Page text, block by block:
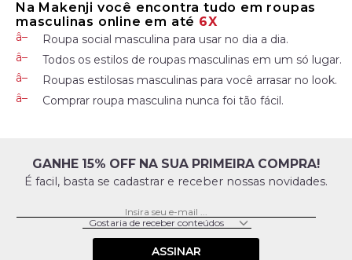
Na Makenji você encontra tudo em roupas
masculinas online em até 6X
Roupa social masculina para usar no dia a dia.
Todos os estilos de roupas masculinas em um só lugar.
Roupas estilosas masculinas para você arrasar no look.
Comprar roupa masculina nunca foi tão fácil.
GANHE 15% OFF NA SUA PRIMEIRA COMPRA!
É facil, basta se cadastrar e receber nossas novidades.
ASSINAR